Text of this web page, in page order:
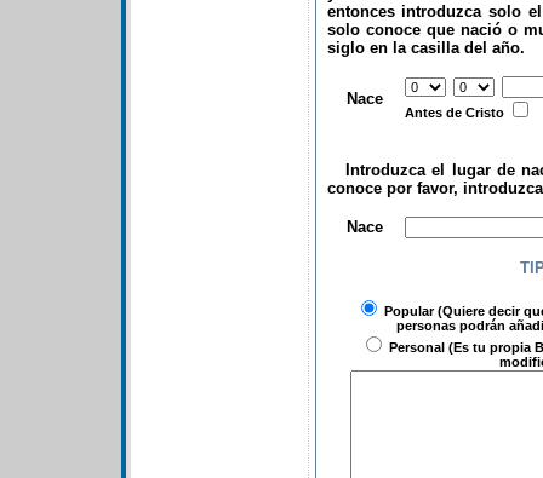
entonces introduzca solo
solo conoce que nació o
siglo en la casilla del año.
Nace
Antes de Cristo
Introduzca el lugar de
conoce por favor,
Nace
Popular(Quiere decir
personas podrán
Personal (Es tu propia